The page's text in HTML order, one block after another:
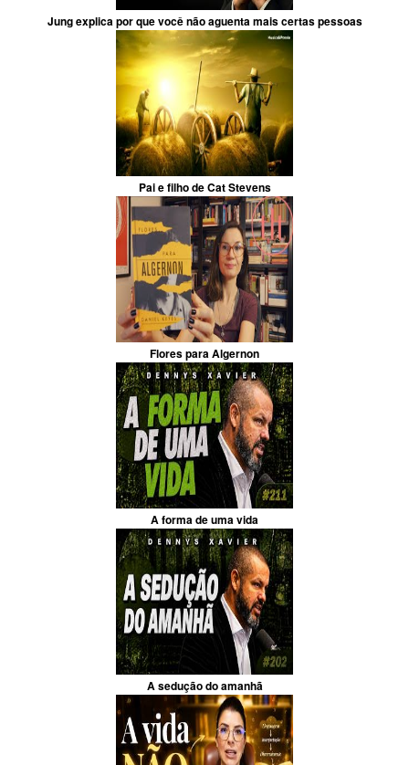
Jung explica por que você não aguenta mais certas pessoas
Pai e filho de Cat Stevens
Flores para Algernon
A forma de uma vida
A sedução do amanhã